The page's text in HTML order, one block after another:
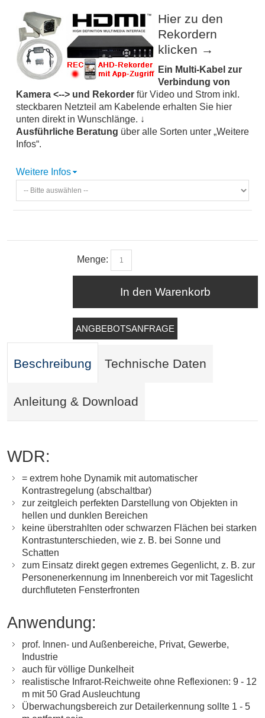
Hier zu den
Rekordern
klicken →
Ein Multi-Kabel zur
Verbindung von
Kamera <--> und Rekorder für Video und Strom inkl.
steckbaren Netzteil am Kabelende erhalten Sie hier
unten direkt in Wunschlänge. ↓
Ausführliche Beratung über alle Sorten unter „Weitere
Infos“.
Weitere Infos
Menge:
In den Warenkorb
ANGBEBOTSANFRAGE
Beschreibung Technische Daten
Anleitung & Download
WDR:
= extrem hohe Dynamik mit automatischer
Kontrastregelung (abschaltbar)
zur zeitgleich perfekten Darstellung von Objekten in
hellen und dunklen Bereichen
keine überstrahlten oder schwarzen Flächen bei starken
Kontrastunterschieden, wie z. B. bei Sonne und
Schatten
zum Einsatz direkt gegen extremes Gegenlicht, z. B. zur
Personenerkennung im Innenbereich vor mit Tageslicht
durchfluteten Fensterfronten
Anwendung:
prof. Innen- und Außenbereiche, Privat, Gewerbe,
Industrie
auch für völlige Dunkelheit
realistische Infrarot-Reichweite ohne Reflexionen: 9 - 12
m mit 50 Grad Ausleuchtung
Überwachungsbereich zur Detailerkennung sollte 1 - 5